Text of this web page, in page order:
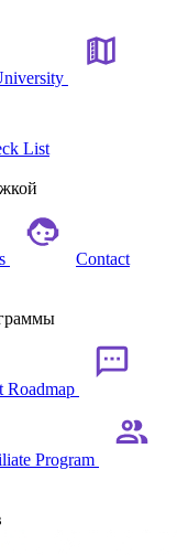
List
Contact
Roadmap
Program